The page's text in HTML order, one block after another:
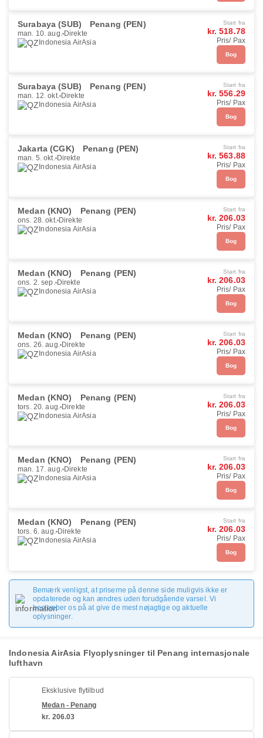
Surabaya (SUB) Penang (PEN)
man. 10. aug. Direkte
Indonesia AirAsia
Start fra
kr. 518.78
Pris/ Pax
Bog
Surabaya (SUB) Penang (PEN)
man. 12. okt. Direkte
Indonesia AirAsia
Start fra
kr. 556.29
Pris/ Pax
Bog
Jakarta (CGK) Penang (PEN)
man. 5. okt. Direkte
Indonesia AirAsia
Start fra
kr. 563.88
Pris/ Pax
Bog
Medan (KNO) Penang (PEN)
ons. 28. okt. Direkte
Indonesia AirAsia
Start fra
kr. 206.03
Pris/ Pax
Bog
Medan (KNO) Penang (PEN)
ons. 2. sep. Direkte
Indonesia AirAsia
Start fra
kr. 206.03
Pris/ Pax
Bog
Medan (KNO) Penang (PEN)
ons. 26. aug. Direkte
Indonesia AirAsia
Start fra
kr. 206.03
Pris/ Pax
Bog
Medan (KNO) Penang (PEN)
tors. 20. aug. Direkte
Indonesia AirAsia
Start fra
kr. 206.03
Pris/ Pax
Bog
Medan (KNO) Penang (PEN)
man. 17. aug. Direkte
Indonesia AirAsia
Start fra
kr. 206.03
Pris/ Pax
Bog
Medan (KNO) Penang (PEN)
tors. 6. aug. Direkte
Indonesia AirAsia
Start fra
kr. 206.03
Pris/ Pax
Bog
Bemærk venligst, at priserne på denne side muligvis ikke er
opdaterede og kan ændres uden forudgående varsel. Vi
bestræber os på at give de mest nøjagtige og aktuelle
oplysninger.
Indonesia AirAsia Flyoplysninger til Penang internasjonale
lufthavn
Eksklusive flytilbud
Medan - Penang
kr. 206.03